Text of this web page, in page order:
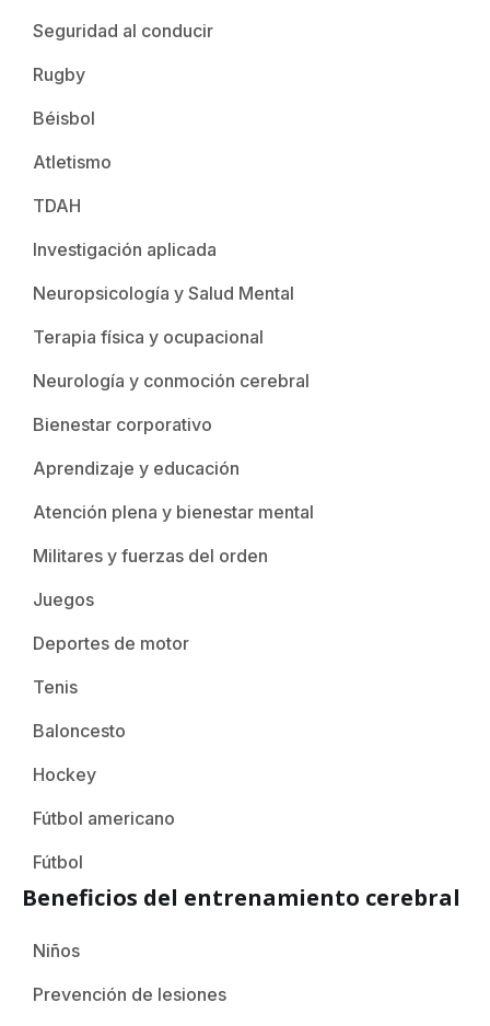
Seguridad al conducir
Rugby
Béisbol
Atletismo
TDAH
Investigación aplicada
Neuropsicología y Salud Mental
Terapia física y ocupacional
Neurología y conmoción cerebral
Bienestar corporativo
Aprendizaje y educación
Atención plena y bienestar mental
Militares y fuerzas del orden
Juegos
Deportes de motor
Tenis
Baloncesto
Hockey
Fútbol americano
Fútbol
Beneficios del entrenamiento cerebral
Niños
Prevención de lesiones